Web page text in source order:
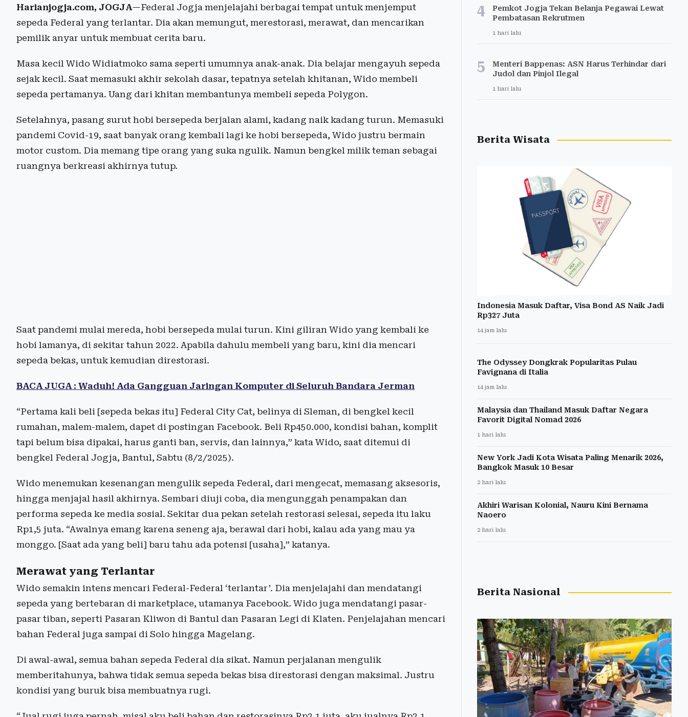
Harianjogja.com, JOGJA—Federal Jogja menjelajahi berbagai tempat untuk menjemput
sepeda Federal yang terlantar. Dia akan memungut, merestorasi, merawat, dan mencarikan
pemilik anyar untuk membuat cerita baru.
Masa kecil Wido Widiatmoko sama seperti umumnya anak-anak. Dia belajar mengayuh sepeda
sejak kecil. Saat memasuki akhir sekolah dasar, tepatnya setelah khitanan, Wido membeli
sepeda pertamanya. Uang dari khitan membantunya membeli sepeda Polygon.
Setelahnya, pasang surut hobi bersepeda berjalan alami, kadang naik kadang turun. Memasuki
pandemi Covid-19, saat banyak orang kembali lagi ke hobi bersepeda, Wido justru bermain
motor custom. Dia memang tipe orang yang suka ngulik. Namun bengkel milik teman sebagai
ruangnya berkreasi akhirnya tutup.
Saat pandemi mulai mereda, hobi bersepeda mulai turun. Kini giliran Wido yang kembali ke
hobi lamanya, di sekitar tahun 2022. Apabila dahulu membeli yang baru, kini dia mencari
sepeda bekas, untuk kemudian direstorasi.
BACA JUGA : Waduh! Ada Gangguan Jaringan Komputer di Seluruh Bandara Jerman
“Pertama kali beli [sepeda bekas itu] Federal City Cat, belinya di Sleman, di bengkel kecil
rumahan, malem-malem, dapet di postingan Facebook. Beli Rp450.000, kondisi bahan, komplit
tapi belum bisa dipakai, harus ganti ban, servis, dan lainnya,” kata Wido, saat ditemui di
bengkel Federal Jogja, Bantul, Sabtu (8/2/2025).
Wido menemukan kesenangan mengulik sepeda Federal, dari mengecat, memasang aksesoris,
hingga menjajal hasil akhirnya. Sembari diuji coba, dia mengunggah penampakan dan
performa sepeda ke media sosial. Sekitar dua pekan setelah restorasi selesai, sepeda itu laku
Rp1,5 juta. “Awalnya emang karena seneng aja, berawal dari hobi, kalau ada yang mau ya
monggo. [Saat ada yang beli] baru tahu ada potensi [usaha],” katanya.
Merawat yang Terlantar
Wido semakin intens mencari Federal-Federal ‘terlantar’. Dia menjelajahi dan mendatangi
sepeda yang bertebaran di marketplace, utamanya Facebook. Wido juga mendatangi pasar-
pasar tiban, seperti Pasaran Kliwon di Bantul dan Pasaran Legi di Klaten. Penjelajahan mencari
bahan Federal juga sampai di Solo hingga Magelang.
Di awal-awal, semua bahan sepeda Federal dia sikat. Namun perjalanan mengulik
memberitahunya, bahwa tidak semua sepeda bekas bisa direstorasi dengan maksimal. Justru
kondisi yang buruk bisa membuatnya rugi.
4
Pemkot Jogja Tekan Belanja Pegawai Lewat
Pembatasan Rekrutmen
1 hari lalu
5
Menteri Bappenas: ASN Harus Terhindar dari
Judol dan Pinjol Ilegal
1 hari lalu
Berita Wisata
Indonesia Masuk Daftar, Visa Bond AS Naik Jadi
Rp327 Juta
14 jam lalu
The Odyssey Dongkrak Popularitas Pulau
Favignana di Italia
14 jam lalu
Malaysia dan Thailand Masuk Daftar Negara
Favorit Digital Nomad 2026
1 hari lalu
New York Jadi Kota Wisata Paling Menarik 2026,
Bangkok Masuk 10 Besar
2 hari lalu
Akhiri Warisan Kolonial, Nauru Kini Bernama
Naoero
2 hari lalu
Berita Nasional